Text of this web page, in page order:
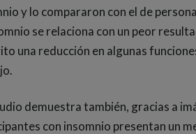
y lo compararon con el de
se relaciona con un peor
una reducción en algunas
demuestra también, gracias a
con insomnio presentan un